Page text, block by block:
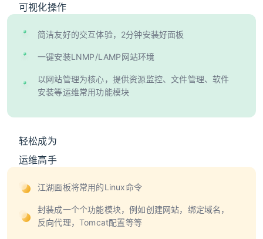
可视化操作
简洁友好的交互体验，2分钟安装好面板
一键安装LNMP/LAMP网站环境
以网站管理为核心，提供资源监控、文件管理、软件
安装等运维常用功能模块
轻松成为
运维高手
江湖面板将常用的Linux命令
封装成一个个功能模块，例如创建网站，绑定域名，
反向代理，Tomcat配置等等